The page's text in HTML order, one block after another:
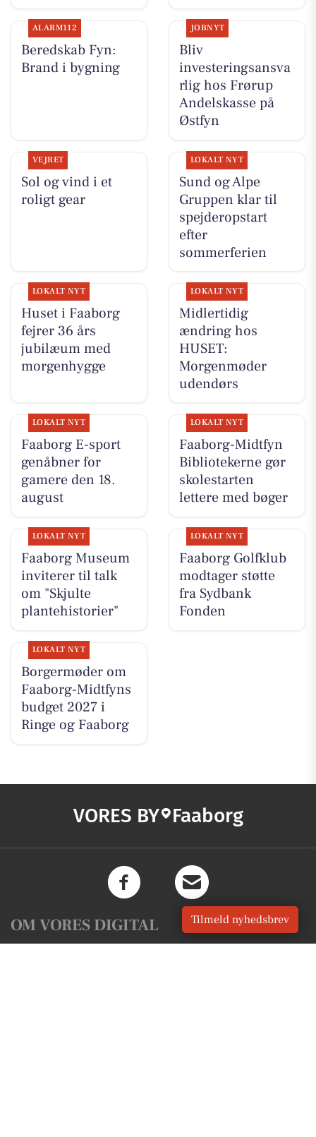
ALARM112
Beredskab Fyn:
Brand i bygning
JOBNYT
Bliv
investeringsansva
rlig hos Frørup
Andelskasse på
Østfyn
VEJRET
Sol og vind i et
roligt gear
LOKALT NYT
Sund og Alpe
Gruppen klar til
spejderopstart
efter
sommerferien
LOKALT NYT
Huset i Faaborg
fejrer 36 års
jubilæum med
morgenhygge
LOKALT NYT
Midlertidig
ændring hos
HUSET:
Morgenmøder
udendørs
LOKALT NYT
Faaborg E-sport
genåbner for
gamere den 18.
august
LOKALT NYT
Faaborg-Midtfyn
Bibliotekerne gør
skolestarten
lettere med bøger
LOKALT NYT
Faaborg Museum
inviterer til talk
om "Skjulte
plantehistorier"
LOKALT NYT
Faaborg Golfklub
modtager støtte
fra Sydbank
Fonden
LOKALT NYT
Borgermøder om
Faaborg-Midtfyns
budget 2027 i
Ringe og Faaborg
VORES BY Faaborg
OM VORES DIGITAL Tilmeld nyhedsbrev